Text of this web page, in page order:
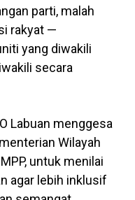
parti, malah
rakyat —
yang diwakili
secara
Labuan menggesa
Wilayah
untuk menilai
agar lebih inklusif